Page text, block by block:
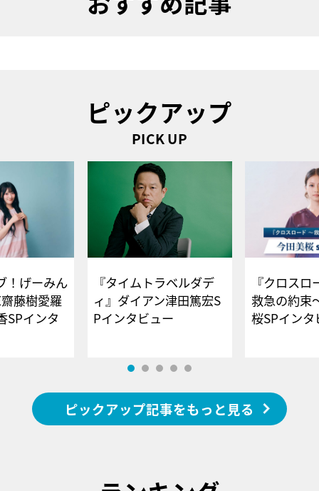
ピックアップ
PICK UP
！げーみん
藤樹愛羅
SPインタ
『タイムトラベルダデ
ィ』ダイアン津田篤宏S
Pインタビュー
『クロス
救急の約束
桜SPイ
ピックアップ記事をもっと見る